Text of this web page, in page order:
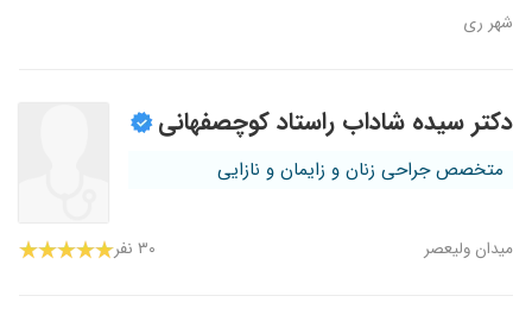
شهر ری
دکتر سیده شاداب راستاد کوچصفهانی
متخصص جراحی زنان و زایمان و نازایی
میدان ولیعصر ۳۰ نفر